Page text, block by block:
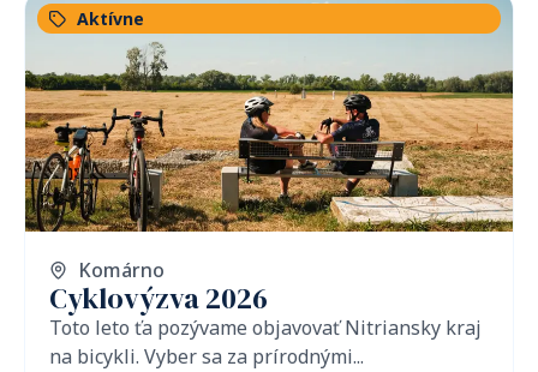
Aktívne
Komárno
Cyklovýzva 2026
Toto leto ťa pozývame objavovať Nitriansky kraj
na bicykli. Vyber sa za prírodnými...